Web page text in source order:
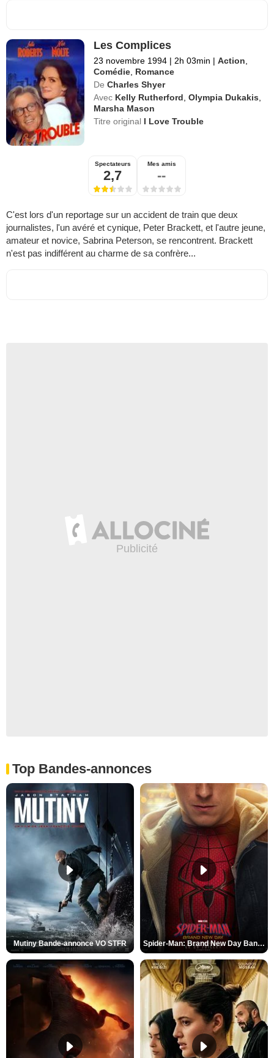
Les Complices
23 novembre 1994 | 2h 03min | Action,
Comédie, Romance
De Charles Shyer
Avec Kelly Rutherford,Olympia Dukakis,
Marsha Mason
Titre original I Love Trouble
Spectateurs
2,7
Mes amis
--
C'est lors d'un reportage sur un accident de train que deux
journalistes, l'un avéré et cynique, Peter Brackett, et l'autre jeune,
amateur et novice, Sabrina Peterson, se rencontrent. Brackett
n'est pas indifférent au charme de sa confrère...
Top Bandes-annonces
Mutiny Bande-annonce VO STFR Spider-Man: Brand New Day Bande-annonce VO STFR